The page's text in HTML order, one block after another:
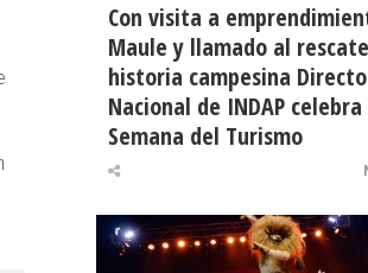
Con visita a
Maule y llamado al
historia campesina
Nacional de INDAP
Semana del Turismo